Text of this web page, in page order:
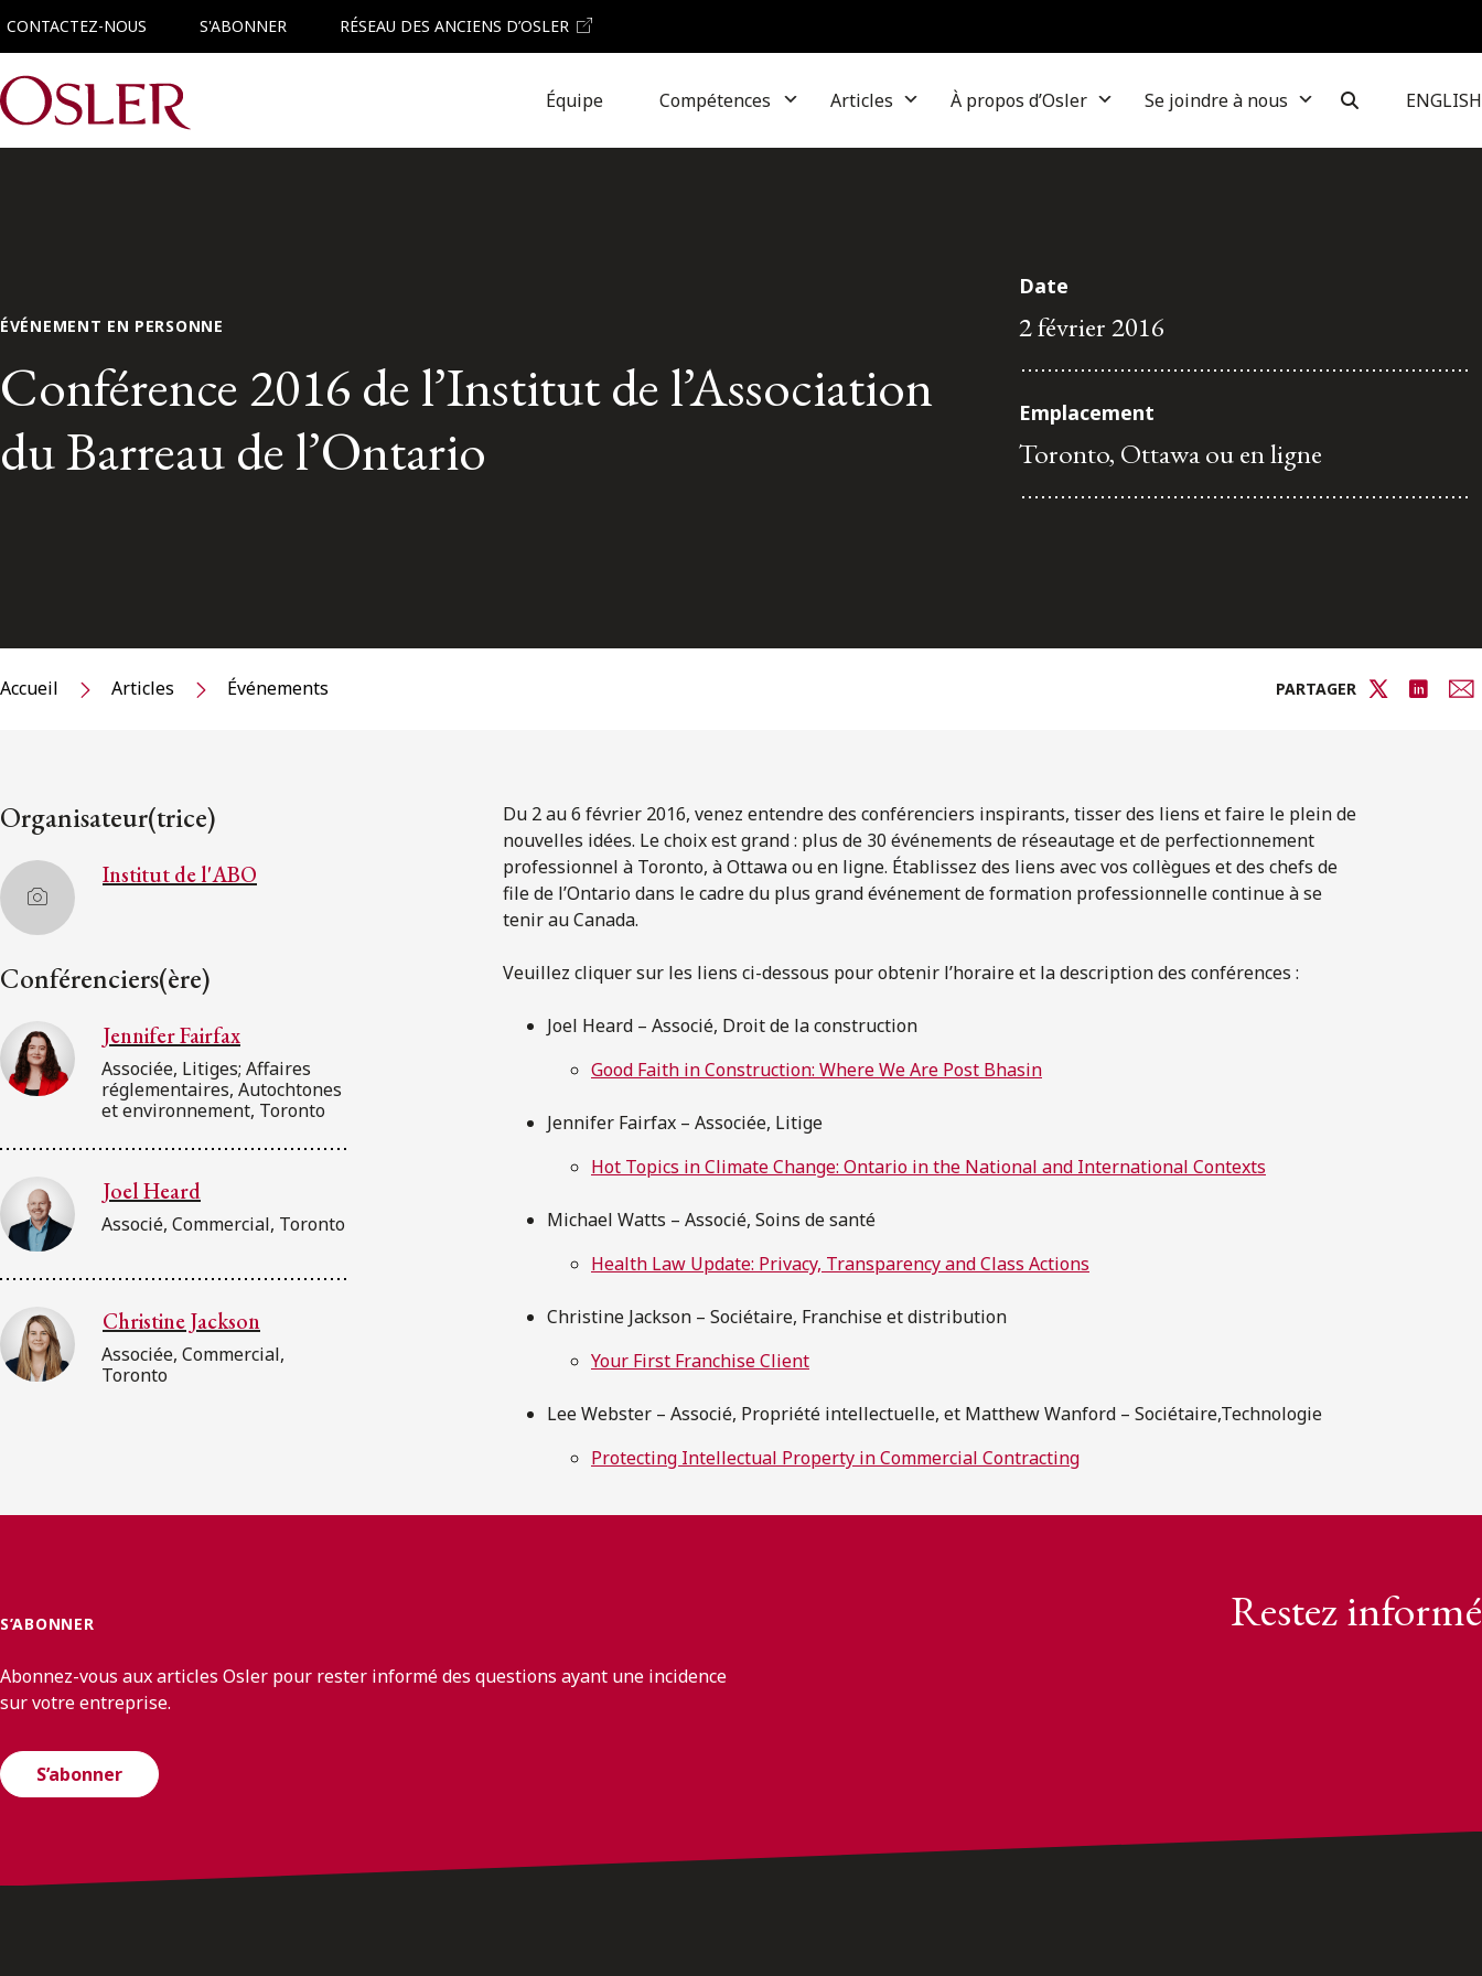
CONTACTEZ-NOUS S'ABONNER RÉSEAU DES ANCIENS D’OSLER
Main Navigation Équipe Compétences Articles À propos d’Osler Se joindre à nous ENGLISH
ÉVÉNEMENT EN PERSONNE
Conférence 2016 de l’Institut de l’Association
du Barreau de l’Ontario
Date
2 février 2016
Emplacement
Toronto, Ottawa ou en ligne
Accueil Articles Événements PARTAGER
Organisateur(trice)
Institut de l'ABO
Conférenciers(ère)
Jennifer Fairfax
Associée, Litiges; Affaires
réglementaires, Autochtones
et environnement, Toronto
Joel Heard
Associé, Commercial, Toronto
Christine Jackson
Associée, Commercial,
Toronto
Du 2 au 6 février 2016, venez entendre des conférenciers inspirants, tisser des liens et faire le plein de
nouvelles idées. Le choix est grand : plus de 30 événements de réseautage et de perfectionnement
professionnel à Toronto, à Ottawa ou en ligne. Établissez des liens avec vos collègues et des chefs de
file de l’Ontario dans le cadre du plus grand événement de formation professionnelle continue à se
tenir au Canada.
Veuillez cliquer sur les liens ci-dessous pour obtenir l’horaire et la description des conférences :
Joel Heard – Associé, Droit de la construction
Good Faith in Construction: Where We Are Post Bhasin
Jennifer Fairfax – Associée, Litige
Hot Topics in Climate Change: Ontario in the National and International Contexts
Michael Watts – Associé, Soins de santé
Health Law Update: Privacy, Transparency and Class Actions
Christine Jackson – Sociétaire, Franchise et distribution
Your First Franchise Client
Lee Webster – Associé, Propriété intellectuelle, et Matthew Wanford – Sociétaire,Technologie
Protecting Intellectual Property in Commercial Contracting
S’ABONNER Restez informé
Abonnez-vous aux articles Osler pour rester informé des questions ayant une incidence
sur votre entreprise.
S’abonner